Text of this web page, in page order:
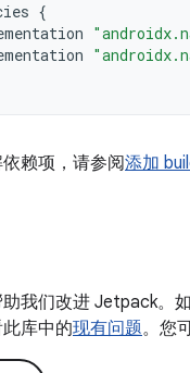
{
赖项，请参阅添加
我们改进 Jetpack。
库中的现有问题。您